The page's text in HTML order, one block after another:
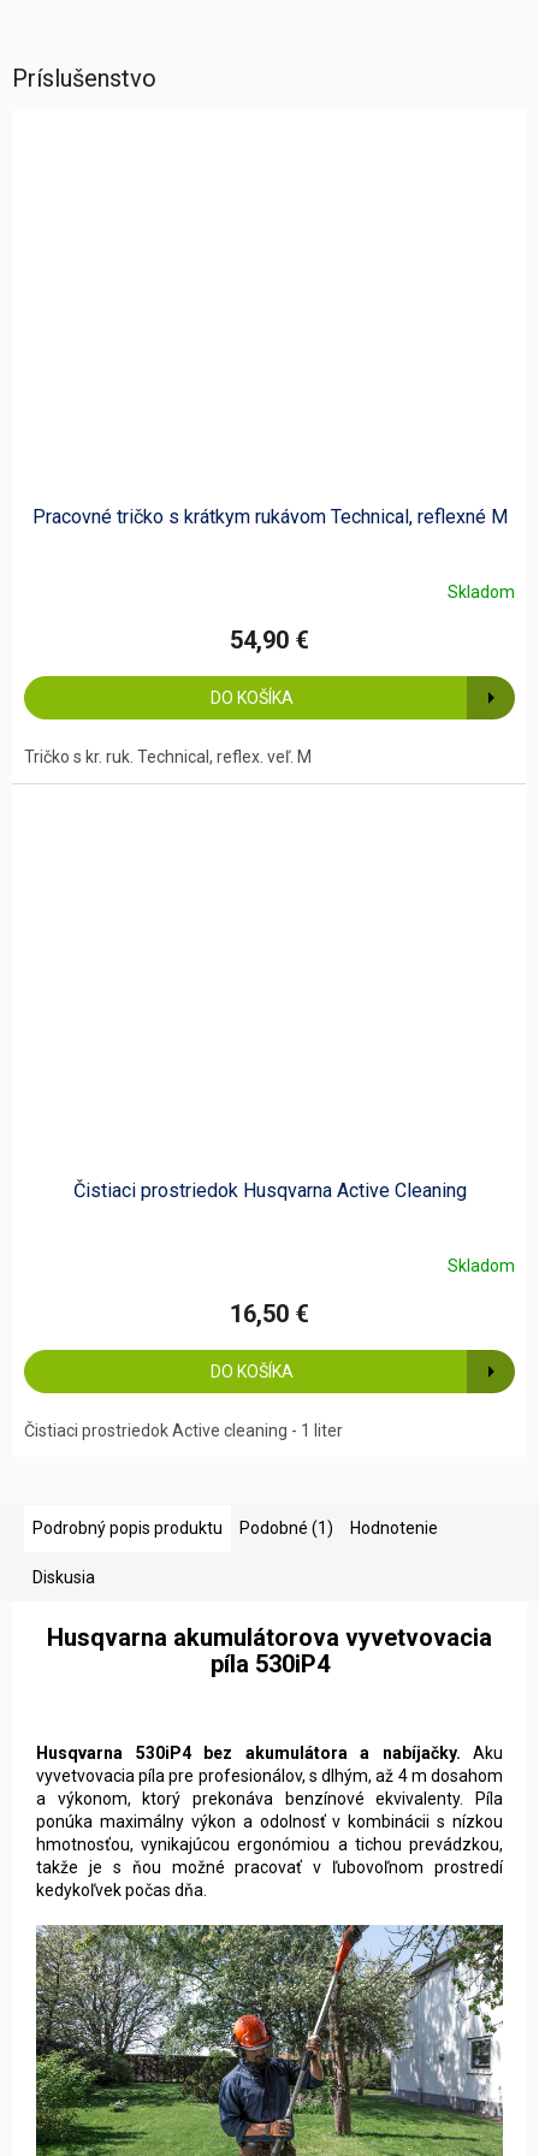
Príslušenstvo
Pracovné tričko s krátkym rukávom Technical, reflexné M
Skladom
54,90 €
DO KOŠÍKA
Tričko s kr. ruk. Technical, reflex. veľ. M
Čistiaci prostriedok Husqvarna Active Cleaning
Skladom
16,50 €
DO KOŠÍKA
Čistiaci prostriedok Active cleaning - 1 liter
Podrobný popis produktu Podobné (1) Hodnotenie
Diskusia
Husqvarna akumulátorova vyvetvovacia
píla 530iP4
Husqvarna 530iP4 bez akumulátora a nabíjačky. Aku
vyvetvovacia píla pre profesionálov, s dlhým, až 4 m dosahom
a výkonom, ktorý prekonáva benzínové ekvivalenty. Píla
ponúka maximálny výkon a odolnosť v kombinácii s nízkou
hmotnosťou, vynikajúcou ergonómiou a tichou prevádzkou,
takže je s ňou možné pracovať v ľubovoľnom prostredí
kedykoľvek počas dňa.